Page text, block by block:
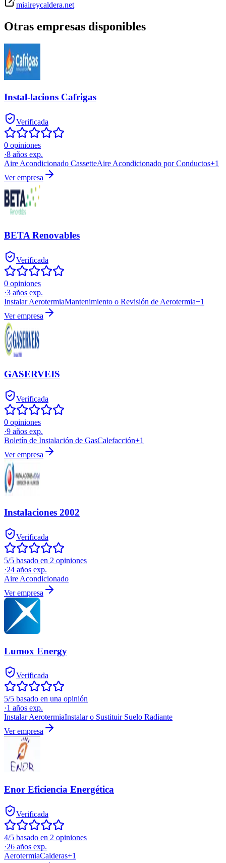
miaireycaldera.net
Otras empresas disponibles
Instal-lacions Cafrigas
Verificada
0 opiniones
·8 años exp.
Aire Acondicionado CassetteAire Acondicionado por Conductos+1
Ver empresa
BETA Renovables
Verificada
0 opiniones
·3 años exp.
Instalar AerotermiaMantenimiento o Revisión de Aerotermia+1
Ver empresa
GASERVEIS
Verificada
0 opiniones
·9 años exp.
Boletín de Instalación de GasCalefacción+1
Ver empresa
Instalaciones 2002
Verificada
5/5 basado en 2 opiniones
·24 años exp.
Aire Acondicionado
Ver empresa
Lumox Energy
Verificada
5/5 basado en una opinión
·1 años exp.
Instalar AerotermiaInstalar o Sustituir Suelo Radiante
Ver empresa
Enor Eficiencia Energética
Verificada
4/5 basado en 2 opiniones
·26 años exp.
AerotermiaCalderas+1